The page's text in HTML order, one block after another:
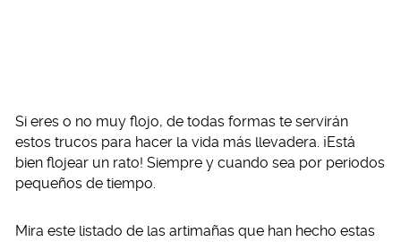
Si eres o no muy flojo, de todas formas te servirán
estos trucos para hacer la vida más llevadera. ¡Está
bien flojear un rato! Siempre y cuando sea por periodos
pequeños de tiempo.
Mira este listado de las artimañas que han hecho estas